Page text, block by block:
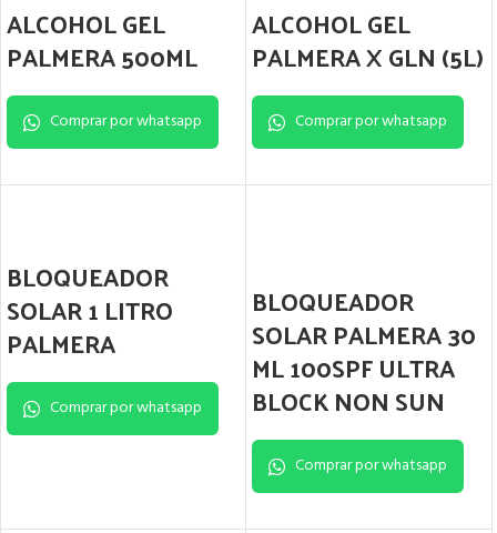
ALCOHOL GEL
PALMERA 500ML
Comprar por whatsapp
ALCOHOL GEL
PALMERA X GLN (5L)
Comprar por whatsapp
BLOQUEADOR
SOLAR 1 LITRO
PALMERA
Comprar por whatsapp
BLOQUEADOR
SOLAR PALMERA 30
ML 100SPF ULTRA
BLOCK NON SUN
Comprar por whatsapp